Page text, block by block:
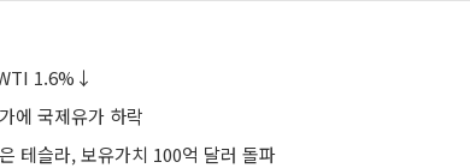
1.6%↓
에 국제유가 하락
테슬라, 보유가치 100억 달러 돌파